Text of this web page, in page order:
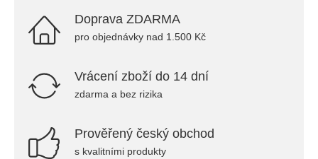
Doprava ZDARMA
pro objednávky nad 1.500 Kč
Vrácení zboží do 14 dní
zdarma a bez rizika
Prověřený český obchod
s kvalitními produkty